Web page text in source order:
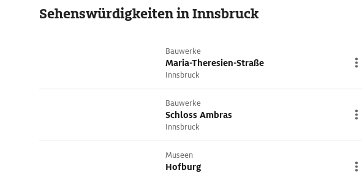
Sehens­würdig­kei­ten in Innsbruck
Bauwerke
Maria-Theresien-Straße
Innsbruck
Bauwerke
Schloss Ambras
Innsbruck
Museen
Hofburg